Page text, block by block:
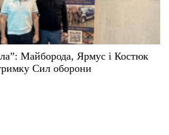
Майборода, Ярмус і Костюк
Сил оборони